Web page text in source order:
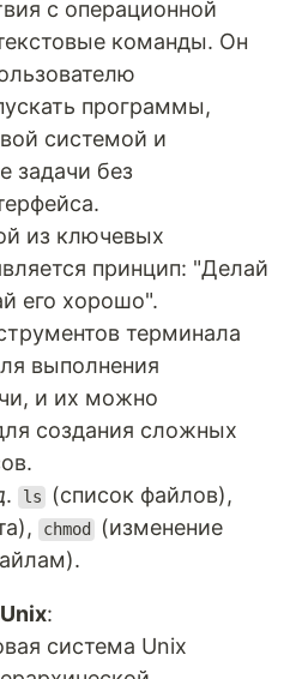
с операционной
команды. Он
программы,
системой и
задачи без
из ключевых
принцип: "Делай
его хорошо".
терминала
выполнения
и их можно
создания сложных
. ls (список файлов),
chmod
(изменение
:
система Unix